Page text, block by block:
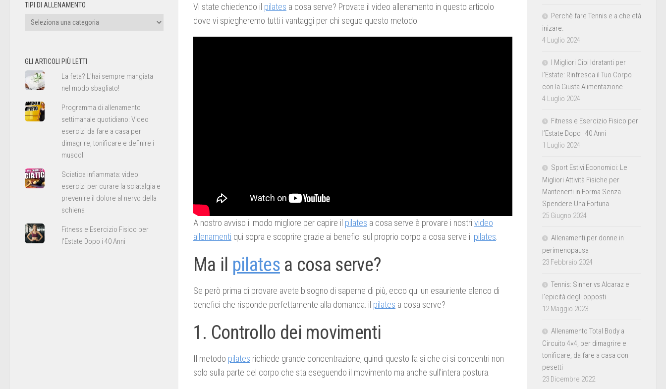
Vi state chiedendo il pilates a cosa serve? Provate il video allenamento in questo articolo
dove vi spiegheremo tutti i vantaggi per chi segue questo metodo.
A nostro avviso il modo migliore per capire il pilates a cosa serve è provare i nostri video
allenamenti qui sopra e scoprire grazie ai benefici sul proprio corpo a cosa serve il pilates.
Ma il pilatesa cosa serve?
Se però prima di provare avete bisogno di saperne di più, ecco qui un esauriente elenco di
benefici che risponde perfettamente alla domanda: il pilates a cosa serve?
1. Controllo dei movimenti
Il metodo pilates richiede grande concentrazione, quindi questo fa si che ci si concentri non
solo sulla parte del corpo che sta eseguendo il movimento ma anche sull’intera postura.
TIPI DI ALLENAMENTO
Tipi
GLI ARTICOLI PIÙ LETTI
La feta? L'hai sempre mangiata
nel modo sbagliato!
Programma di allenamento
settimanale quotidiano: Video
esercizi da fare a casa per
dimagrire, tonificare e definire i
muscoli
Sciatica infiammata: video
esercizi per curare la sciatalgia e
prevenire il dolore al nervo della
schiena
Fitness e Esercizio Fisico per
l'Estate Dopo i 40 Anni
Perchè fare Tennis e a che età
inizare.
4 Luglio 2024
I Migliori Cibi Idratanti per
l’Estate: Rinfresca il Tuo Corpo
con la Giusta Alimentazione
4 Luglio 2024
Fitness e Esercizio Fisico per
l’Estate Dopo i 40 Anni
1 Luglio 2024
Sport Estivi Economici: Le
Migliori Attività Fisiche per
Mantenerti in Forma Senza
Spendere Una Fortuna
25 Giugno 2024
Allenamenti per donne in
perimenopausa
23 Febbraio 2024
Tennis: Sinner vs Alcaraz e
l’epicità degli opposti
12 Maggio 2023
Allenamento Total Body a
Circuito 4×4, per dimagrire e
tonificare, da fare a casa con
pesetti
23 Dicembre 2022